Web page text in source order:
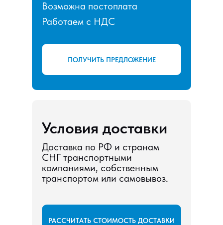
Возможна постоплата
Работаем с НДС
Доставка по РФ и странам
СНГ транспортными
компаниями, собственным
транспортом или самовывоз.
Условия доставки
ПОЛУЧИТЬ ПРЕДЛОЖЕНИЕ
РАССЧИТАТЬ СТОИМОСТЬ ДОСТАВКИ